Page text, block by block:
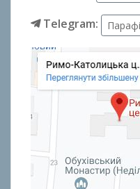
Telegram: